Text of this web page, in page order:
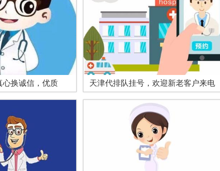
换诚信，优质 天津代排队挂号，欢迎新老客户来电